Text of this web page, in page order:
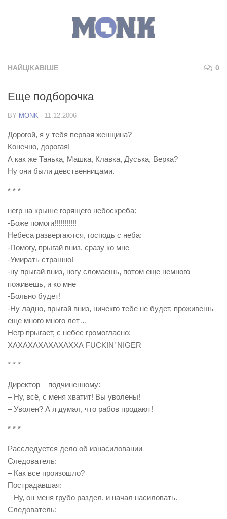
НАЙЦІКАВІШЕ 0
Еще подборочка
BY MONK · 11.12.2006
Дорогой, я у тебя первая женщина?
Конечно, дорогая!
А как же Танька, Машка, Клавка, Дуська, Верка?
Ну они были девственницами.
* * *
негр на крыше горящего небоскреба:
-Боже помоги!!!!!!!!!!!
Небеса развергаются, господь с неба:
-Помогу, прыгай вниз, сразу ко мне
-Умирать страшно!
-ну прыгай вниз, ногу сломаешь, потом еще немного
поживешь, и ко мне
-Больно будет!
-Ну ладно, прыгай вниз, ничекго тебе не будет, проживешь
еще много много лет…
Негр прыгает, с небес громогласно:
ХАХАХАХАХАХАХХА FUCKIN’ NIGER
* * *
Директор – подчиненному:
– Ну, всё, с меня хватит! Вы уволены!
– Уволен? А я думал, что рабов продают!
* * *
Расследуется дело об изнасиловании
Следователь:
– Как все произошло?
Пострадавшая:
– Ну, он меня грубо раздел, и начал насиловать.
Следователь: